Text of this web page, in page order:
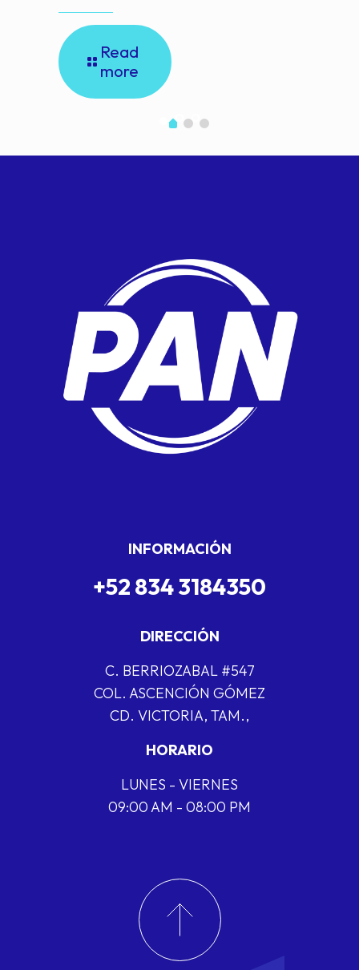
Read
more
INFORMACIÓN
+52 834 3184350
DIRECCIÓN
C. BERRIOZABAL #547
COL. ASCENCIÓN GÓMEZ
CD. VICTORIA, TAM.,
HORARIO
LUNES - VIERNES
09:00 AM - 08:00 PM